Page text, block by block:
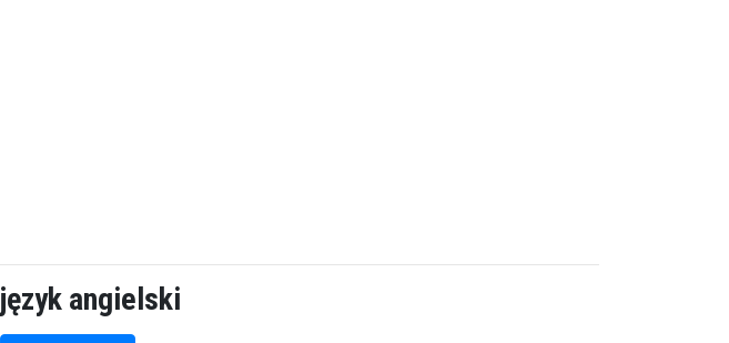
język angielski